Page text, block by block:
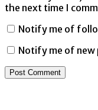
the next time I
Notify me of
Notify me of new